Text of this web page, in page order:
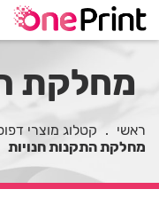
מחלקת
ראשי . קטלוג מוצרי
מחלקת התקנות חנויות